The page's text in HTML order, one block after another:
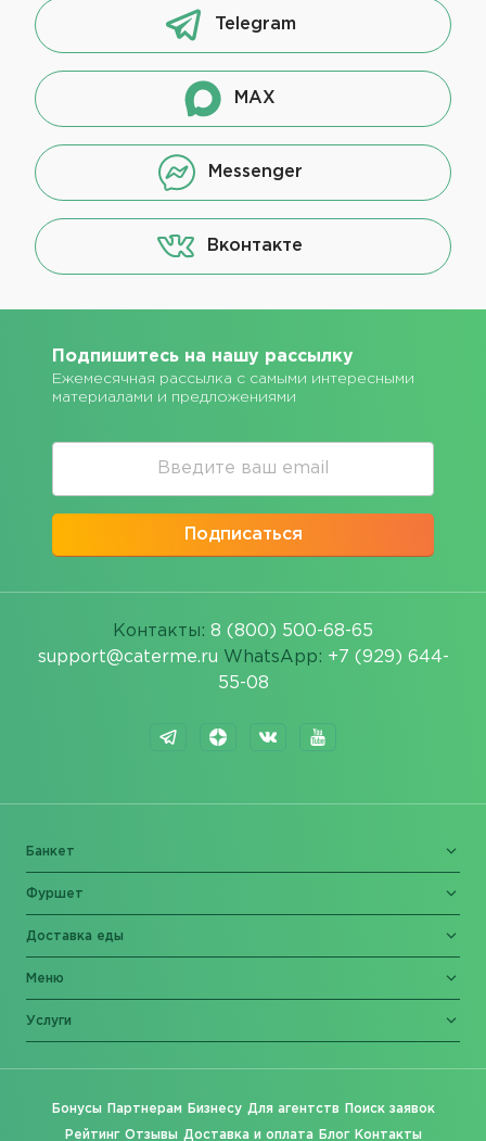
Telegram
MAX
Messenger
Вконтакте
Подпишитесь на нашу рассылку
Ежемесячная рассылка с самыми интересными
материалами и предложениями
Подписаться
Контакты: 8 (800) 500-68-65
support@caterme.ru WhatsApp: +7 (929) 644-
55-08
Банкет
Фуршет
Доставка еды
Меню
Услуги
Бонусы Партнерам Бизнесу Для агентств Поиск заявок
Рейтинг Отзывы Доставка и оплата Блог Контакты